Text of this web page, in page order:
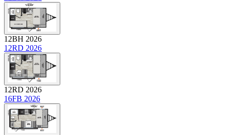
12BH 2026
12RD 2026
12RD 2026
16FB 2026